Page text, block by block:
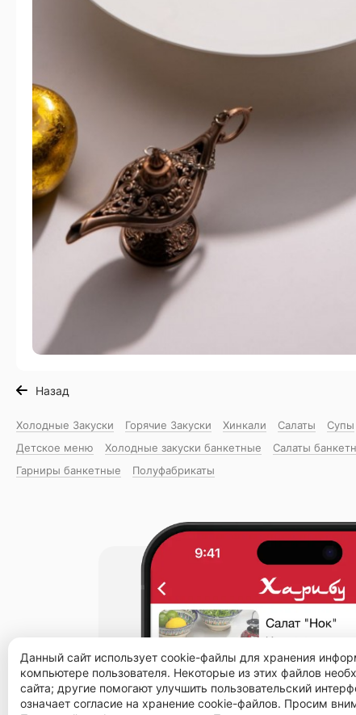
Назад
Холодные Закуски Горячие Закуски Хинкали Салаты Супы
Детское меню
Холодные закуски банкетные Салаты
Гарниры банкетные
Полуфабрикаты
Данный сайт использует cookie-файлы для хранения
компьютере пользователя. Некоторые из этих файлов
сайта; другие помогают улучшить пользовательский
означает согласие на хранение cookie-файлов. Просим